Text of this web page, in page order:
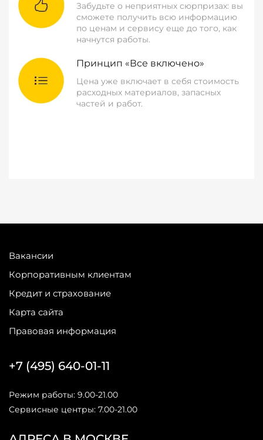
Забудьте о неприятных сюрпризах: вы
сможете получить всю информацию
по ценам и сервису еще до того, как
начнутся работы.
Принцип «Все включено»
Цена уже включает в себя стоимость
расходных материалов, запасных
частей и работ.
Вакансии
Корпоративным клиентам
Кредит и страхование
Карта сайта
Правовая информация
+7 (495) 640-01-11
Режим работы: 9.00-21.00
Сервисные центры: 7.00-21.00